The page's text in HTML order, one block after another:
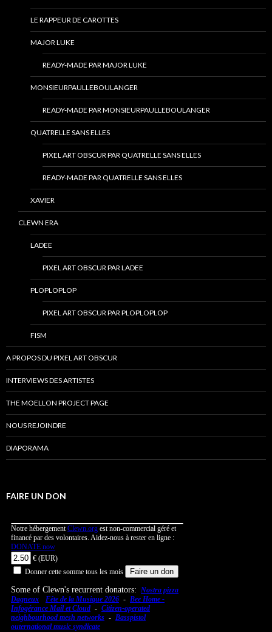
LE RAPPEUR DE CAROTTES
MAJOR LUKE
READY-MADE PAR MAJOR LUKE
MONSIEURPAULLEBOULANGER
READY-MADE PAR MONSIEURPAULLEBOULANGER
QUATRELLE SANS ELLES
PIXEL ART OBSCUR PAR QUATRELLE SANS ELLES
READY-MADE PAR QUATRELLE SANS ELLES
XAVIER
CLEWN ERA
LADEE
PIXEL ART OBSCUR PAR LADEE
PLOPLOPLOP
PIXEL ART OBSCUR PAR PLOPLOPLOP
FISM
A PROPOS DU PIXEL ART OBSCUR
INTERVIEWS DES ARTISTES
THE MOELLON PROJECT PAGE
NOUS REJOINDRE
DIAPORAMA
FAIRE UN DON